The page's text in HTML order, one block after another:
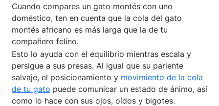
Cuando compares un gato montés con uno
doméstico, ten en cuenta que la cola del gato
montés africano es más larga que la de tu
compañero felino.
Esto lo ayuda con el equilibrio mientras escala y
persigue a sus presas. Al igual que su pariente
salvaje, el posicionamiento y movimiento de la cola
de tu gato puede comunicar un estado de ánimo, así
como lo hace con sus ojos, oídos y bigotes.